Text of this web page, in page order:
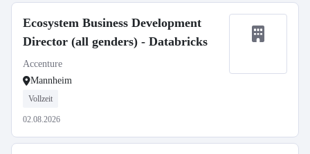
Ecosystem Business Development
Director (all genders) - Databricks
Accenture
Mannheim
Vollzeit
02.08.2026